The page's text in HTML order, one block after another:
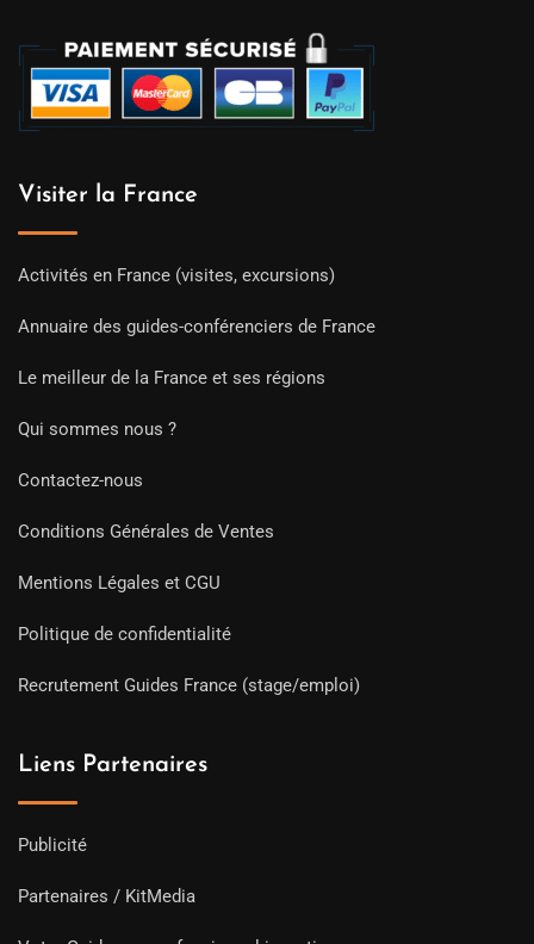
Visiter la France
Activités en France (visites, excursions)
Annuaire des guides-conférenciers de France
Le meilleur de la France et ses régions
Qui sommes nous ?
Contactez-nous
Conditions Générales de Ventes
Mentions Légales et CGU
Politique de confidentialité
Recrutement Guides France (stage/emploi)
Liens Partenaires
Publicité
Partenaires / KitMedia